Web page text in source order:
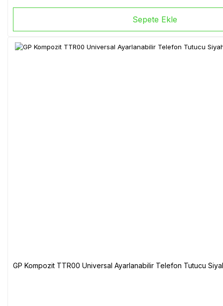
Sepete Ekle
GP Kompozit TTR00 Universal Ayarlanabilir Telefon Tutucu